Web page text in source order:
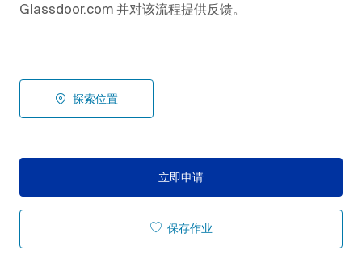
Glassdoor.com 并对该流程提供反馈。
探索位置
立即申请
保存作业